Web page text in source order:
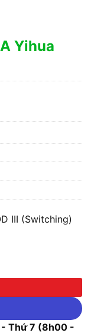
Yihua
III (Switching)
số lượng
- Thứ 7 (8h00 -